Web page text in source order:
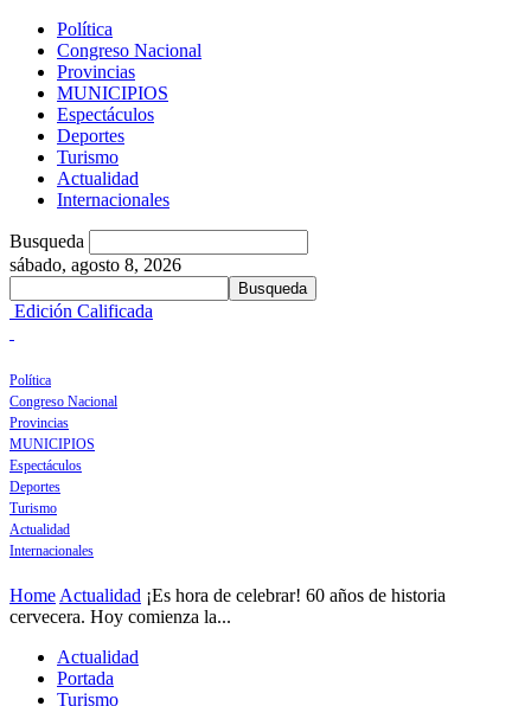
Política
Congreso Nacional
Provincias
MUNICIPIOS
Espectáculos
Deportes
Turismo
Actualidad
Internacionales
Busqueda
sábado, agosto 8, 2026
Edición Calificada
Política
Congreso Nacional
Provincias
MUNICIPIOS
Espectáculos
Deportes
Turismo
Actualidad
Internacionales
Home Actualidad ¡Es hora de celebrar! 60 años de historia
cervecera. Hoy comienza la...
Actualidad
Portada
Turismo